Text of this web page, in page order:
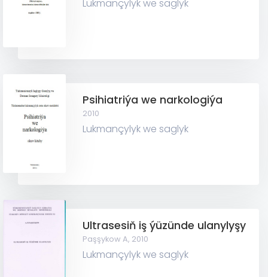
Lukmançylyk we saglyk
Psihiatriýa we narkologiýa
2010
Lukmançylyk we saglyk
Ultrasesiň iş ýüzünde ulanylyşy
Paşşykow A, 2010
Lukmançylyk we saglyk